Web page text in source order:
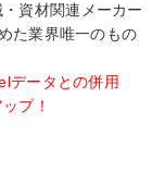
資材関連メーカー
た業界唯一のもの
データとの併用
プ！